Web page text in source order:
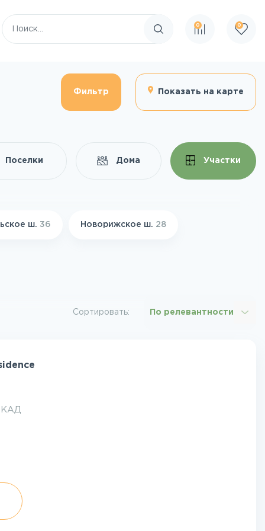
Поиск по сайту
0 0
Фильтр Показать на карте
Поселки Дома Участки
ш. 36 Новорижское ш. 28
Сортировать: По релевантности